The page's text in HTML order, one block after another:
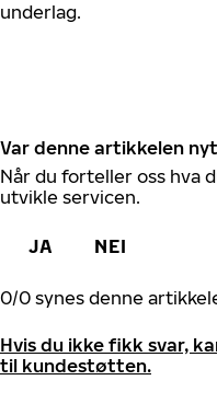
underlag.
Var denne artikkelen
Når du forteller oss hva
utvikle servicen.
JA NEI
0/0 synes denne
Hvis du ikke fikk svar,
til kundestøtten.